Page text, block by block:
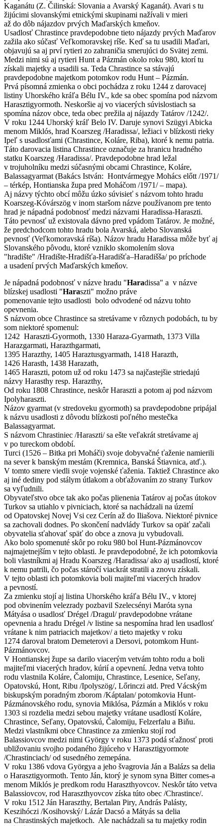
Kaganátu (Z. Čilinská: Slovania a Avarský Kaganát). Avari s tu
žijúcimi slovanskými etnickými skupinami nažívali v mieri
až do dôb nájazdov prvých Maďarských kmeňov.
Usadlosť Chrastince pravdepodobne tieto nájazdy prvých Maďarov
zažila ako súčasť Veľkomoravskej ríše. Keď sa tu usadili Maďari,
objavujú sa aj prví rytieri zo zahraničia smerujúci do Svätej zemi.
Medzi nimi sú aj rytieri Hunt a Pázmán okolo roku 980, ktorí tu
získali majetky a usadili sa. Teda Chrastince sa stávajú
pravdepodobne majetkom potomkov rodu Hunt – Pázmán.
Prvá písomná zmienka o obci pochádza z roku 1244 z darovacej
listiny Uhorského kráľa Bélu IV., kde sa obec spomína pod názvom
Harasztigyormoth. Neskoršie aj vo viacerých súvislostiach sa
spomína názov obce, teda obec prežila aj nájazdy Tatárov /1242/.
V roku 1244 Uhorský kráľ Belo IV. Daruje synovi Szügyi Abicka
menom Miklós, hrad Koarszeg /Haradissa/, ležiaci v blízkosti rieky
Ipeľ s usadlosťami (Chrastince, Koláre, Riba), ktoré k nemu patria.
Táto darovacia listina Chrastince označuje za hranicu hradného
statku Koarszeg /Haradissa/. Pravdepodobne hrad ležal
v trojuholníku medzi súčasnými obcami Chrastince, Koláre,
Balassagyarmat (Bakács István: Hontvármegye Mohács előtt /1971/
– térkép, Hontianska župa pred Moháčom /1971/ – mapa).
Aj názvy týchto obcí môžu úzko súvisieť s názvom tohto hradu
Koarszeg-Kóvárszög v inom staršom názve používanom pre tento
hrad je nápadná podobnosť medzi názvami Haradissa-Haraszti.
Táto pevnosť už existovala dávno pred vpádom Tatárov. Je možné,
že predchodcom tohto hradu bola Avarská, alebo Slovanská
pevnosť (Veľkomoravská ríša). Názov hradu Haradissa môže byť aj
Slovanského pôvodu, ktoré vzniklo skomolením slova
"hradište" /Hradište-Hradišťa-Haradišťa–Haradišša/ po príchode
a usadení prvých Maďarských kmeňov.
Je nápadná podobnosť v názve hradu "Haradissa" a v názve
blízskej usadlosti "Haraszti" možno práve
pomenovanie tejto usadlosti bolo odvodené od názvu tohto
opevnenia.
S názvom obce Chrastince sa stretávame v rôznych podobách, tu by
som niektoré spomenul:
1242 Haraszti-Gyormoth, 1330 Haraza-Gyarmath, 1373 Villa
Harazgarmati, Harazthgarmati,
1395 Harazthy, 1405 Haraztusgyarmath, 1418 Harazth,
1426 Harasth, 1438 Harazath,
1465 Haraszti, potom už od roku 1473 sa najčastejšie striedajú
názvy Harasthy resp. Harazthy,
Od roku 1808 Chrastince, neskôr Haraszti a potom aj pod názvom
Ipolyharaszti.
Názov gyarmat (v stredoveku gyormoth) sa pravdepodobne pripájal
k názvu usadlosti z dôvodu blízkosti poľného mestečka
Balassagyarmat.
S názvom Chrastiniec /Haraszti/ sa ešte veľakrát stretávame aj
v po tureckom období.
Turci (1526 – Bitka pri Moháči) svoje dobyvačné ťaženie namierili
na sever k banským mestám (Kremnica, Banská Štiavnica, atď.).
V tomto smere viedli svoje vojenské ťaženia. Taktiež Chrastince ako
aj iné dediny pod stálym útlakom a obťažovaním zo strany Turkov
sa vyľudnili.
Obyvateľstvo obce tak ako počas plienenia Tatárov aj počas útokov
Turkov sa utiahlo v pivniciach, ktoré sa nachádzali na území
od Opatovskej Novej Vsi cez Cerín až do Iliašova. Niektoré pivnice
sa zachovali dodnes. Po skončení nadvlády Turkov sa opäť začali
obyvatelia sťahovať späť do obce a znova ju vybudovali.
Ako bolo spomenuté skôr po roku 980 bol Hunt-Pázmánovcov
najmajetnejším v tejto oblasti. Je pravdepodobné, že ich potomkovia
boli vlastníkmi aj Hradu Koarszeg /Haradissa/ ako aj usadlostí, ktoré
k nemu patrili, čo počas stáročí viackrát stratili a znovu získali.
V tejto oblasti ich potomkovia boli majiteľmi viacerých hradov
a pevností.
Za zmienku stojí aj listina Uhorského kráľa Bélu IV., v ktorej
pod obvinením velezrady pozbavil Szelecsényi Maróta syna
Mátyása o usadlosť Drégel /Dragul/ pravdepodobne vrátane
opevnenia a hradu Drégel /v listine sa nespomína hrad len usadlosť
vrátane k nim patriacich majetkov/ a tieto majetky v roku
1274 daroval bratom Demeterovi a Dersovi, potomkom Hunt-
Pázmánovcov.
V Hontianskej župe sa darilo viacerým vetvám tohto rodu a boli
majiteľmi viacerých hradov, kúrií a opevnení. Jedna vetva tohto
rodu vlastnila Koláre, Čalomiju, Chrastince, Lesenice, Seľany,
Opatovskú, Hont, Ribu /Ipolyszög/, Lőrinczi atd. Pred Vácským
biskupským poradným zborom /Káptalan/ potomkovia Hunt-
Pázmánovského rodu, synovia Miklósa, Pázmán a Miklós v roku
1303 si rozdelia medzi sebou majetky vrátane usadlostí Koláre,
Chrastince, Seľany, Opatovskú, Čalomiju, Felzerfalu a Biňu.
Medzi vlastníkmi obce Chrastince za zmienku stojí rod
Balassiovcov medzi nimi György v roku 1373 podá sťažnosť proti
ubližovaniu svojho podaného žijúceho v Harasztigyormote
/Chrastinciach/ od susedného zemepána.
V roku 1386 vdova Györgya a jeho švagrovia Ján a Balázs sa delia
o Harasztigyormoth. Tento Ján, ktorý je synom syna Bitter comes-a
menom Miklós je predkom rodu Haraszthyovcov. Neskôr táto vetva
Balassiovcov, rod Haraszthyovcov získa túto obec /Chrastince/.
V roku 1512 Ján Haraszthy, Bertalan Piry, András Palásty,
Keszihóczi /Kosihovský/ Lázár Dacsó a Mátyás sa delia
na Chrastinských majetkoch. Ale nachádzali sa tu majetky rodin